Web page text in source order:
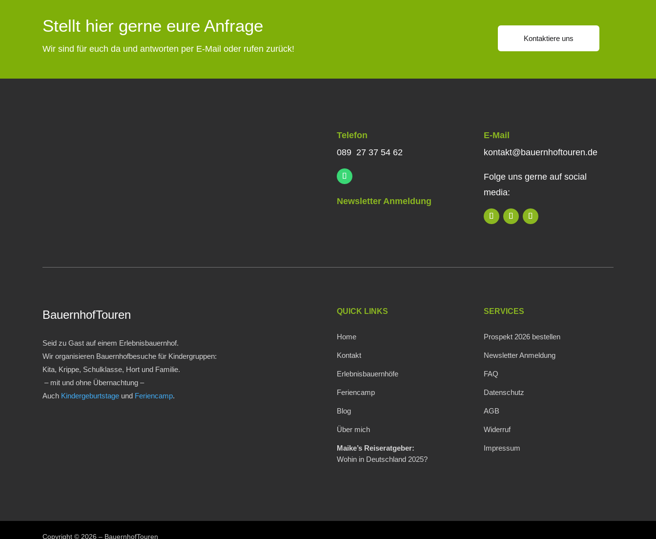
Stellt hier gerne eure Anfrage
Wir sind für euch da und antworten per E-Mail oder rufen zurück!
Kontaktiere uns
Telefon
089 27 37 54 62
Newsletter Anmeldung
E-Mail
kontakt@bauernhoftouren.de
Folge uns gerne auf social
media:
BauernhofTouren
Seid zu Gast auf einem Erlebnisbauernhof.
Wir organisieren Bauernhofbesuche für Kindergruppen:
Kita, Krippe, Schulklasse, Hort und Familie.
– mit und ohne Übernachtung –
Auch Kindergeburtstage und Feriencamp.
QUICK LINKS
Home
Kontakt
Erlebnisbauernhöfe
Feriencamp
Blog
Über mich
Maike’s Reiseratgeber:
Wohin in Deutschland 2025?
SERVICES
Prospekt 2026 bestellen
Newsletter Anmeldung
FAQ
Datenschutz
AGB
Widerruf
Impressum
Copyright © 2026 – BauernhofTouren